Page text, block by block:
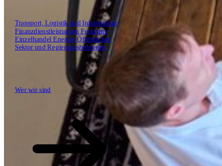
Transport, Logistik und Infrastruktur
Finanzdienstleistungen Fertigung
EinzelhandelEnergie Öffentlicher
Sektor und Regierungsbehörden
Wer wir sind
Erkenntnisse